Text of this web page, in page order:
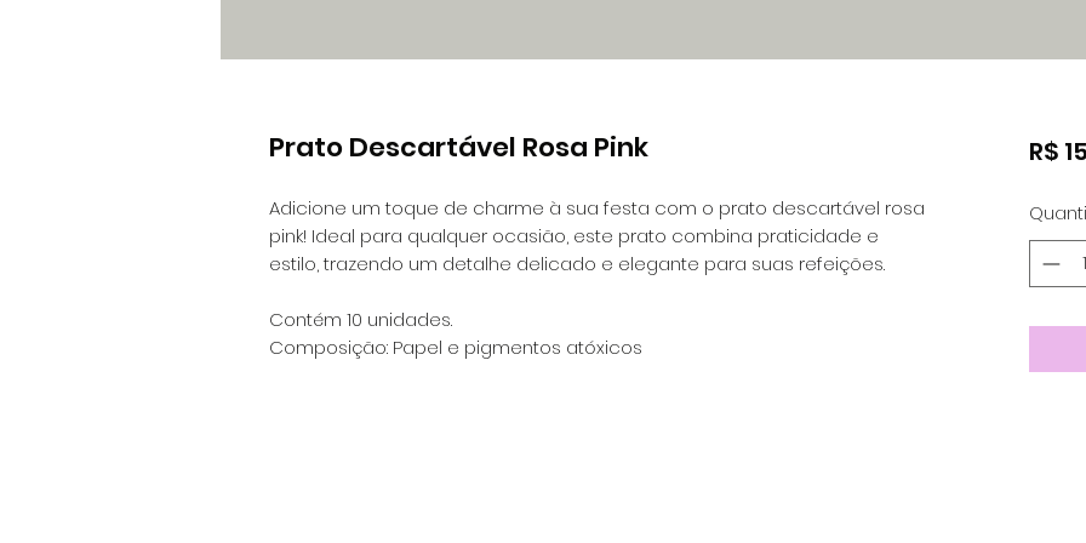
Prato Descartável Rosa Pink
Adicione um toque de charme à sua festa com o prato descartável rosa
pink! Ideal para qualquer ocasião, este prato combina praticidade e
estilo, trazendo um detalhe delicado e elegante para suas refeições.
Contém 10 unidades.
Composição: Papel e pigmentos atóxicos
R$